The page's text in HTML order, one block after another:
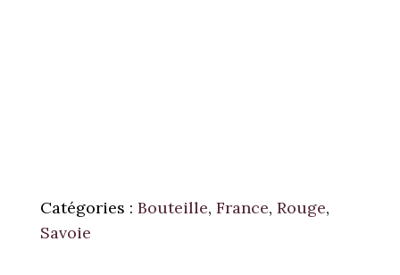
Catégories : Bouteille, France, Rouge,
Savoie